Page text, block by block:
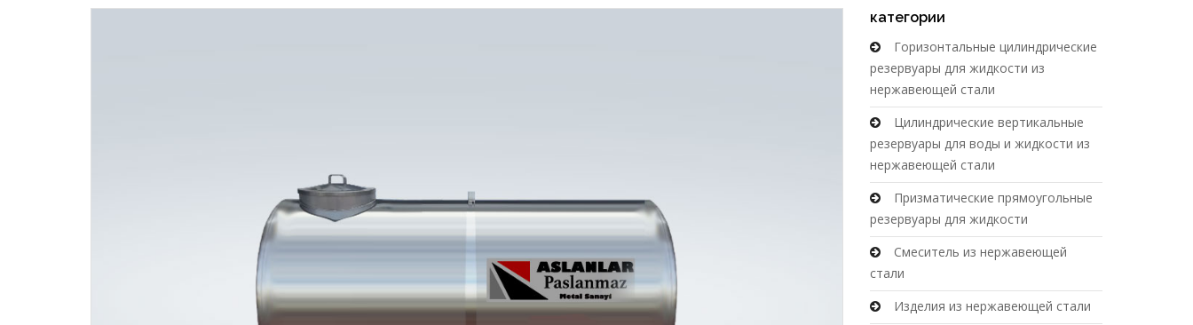
категории
Горизонтальные цилиндрические
резервуары для жидкости из
нержавеющей стали
Цилиндрические вертикальные
резервуары для воды и жидкости из
нержавеющей стали
Призматические прямоугольные
резервуары для жидкости
Смеситель из нержавеющей
стали
Изделия из нержавеющей стали